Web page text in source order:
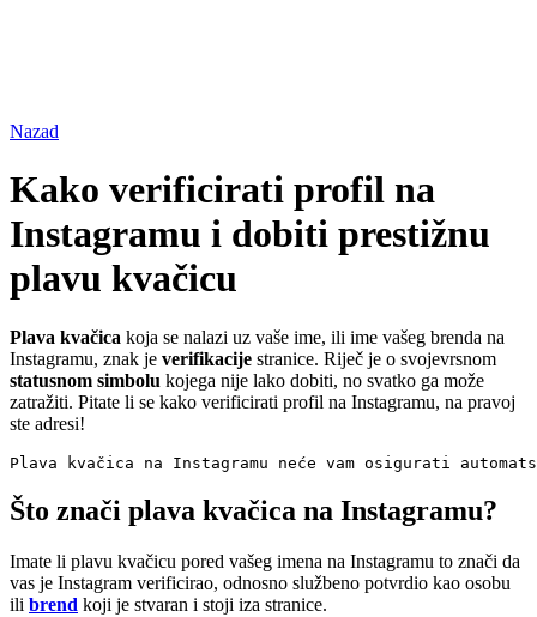
Nazad
Kako verificirati profil na
Instagramu i dobiti prestižnu
plavu kvačicu
Plava kvačica koja se nalazi uz vaše ime, ili ime vašeg brenda na
Instagramu, znak je verifikacije stranice. Riječ je o svojevrsnom
statusnom simbolu kojega nije lako dobiti, no svatko ga može
zatražiti. Pitate li se kako verificirati profil na Instagramu, na pravoj
ste adresi!
Plava kvačica na Instagramu neće vam osigurati
Što znači plava kvačica na Instagramu?
Imate li plavu kvačicu pored vašeg imena na Instagramu to znači da
vas je Instagram verificirao, odnosno službeno potvrdio kao osobu
ili brend koji je stvaran i stoji iza stranice.